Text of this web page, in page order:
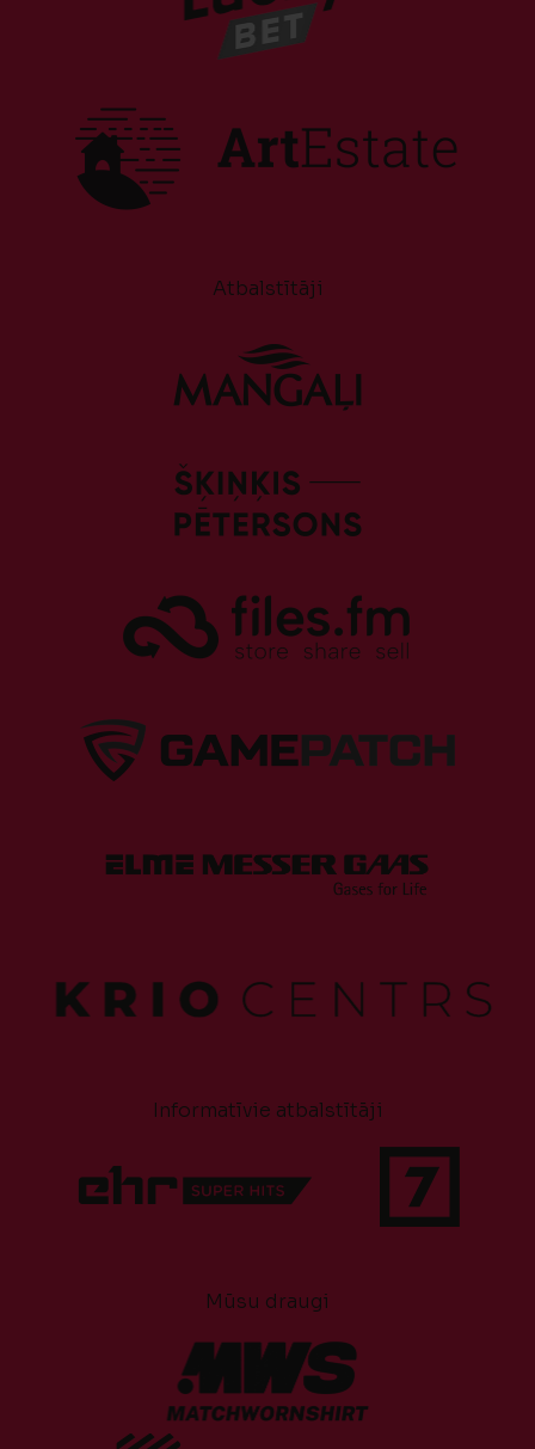
Atbalstītāji
Informatīvie atbalstītāji
Mūsu draugi